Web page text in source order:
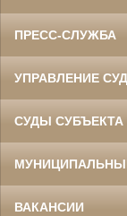
ПРЕСС-СЛУЖБА
УПРАВЛЕНИЕ
СУДЫ СУБЪЕКТА
ВАКАНСИИ